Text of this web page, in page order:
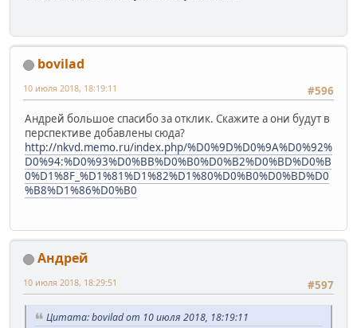
bovilad
#596
10 июля 2018, 18:19:11
Андрей большое спасибо за отклик. Скажите а они будут в
перспективе добавлены сюда?
http://nkvd.memo.ru/index.php/%D0%9D%D0%9A%D0%92%
D0%94:%D0%93%D0%BB%D0%B0%D0%B2%D0%BD%D0%B
0%D1%8F_%D1%81%D1%82%D1%80%D0%B0%D0%BD%D0
%B8%D1%86%D0%B0
Андрей
#597
10 июля 2018, 18:29:51
Цитата: bovilad от 10 июля 2018, 18:19:11